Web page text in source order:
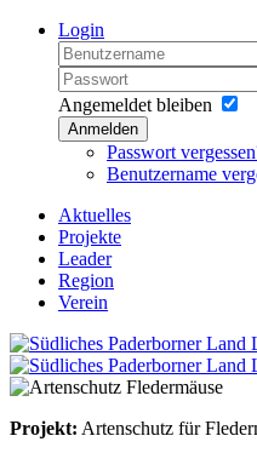
Login
Angemeldet bleiben
Anmelden
Passwort
Benutzername
Aktuelles
Projekte
Leader
Region
Verein
Projekt: Artenschutz für